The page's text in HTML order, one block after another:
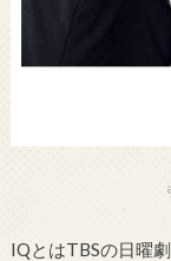
IQとはTBSの日曜